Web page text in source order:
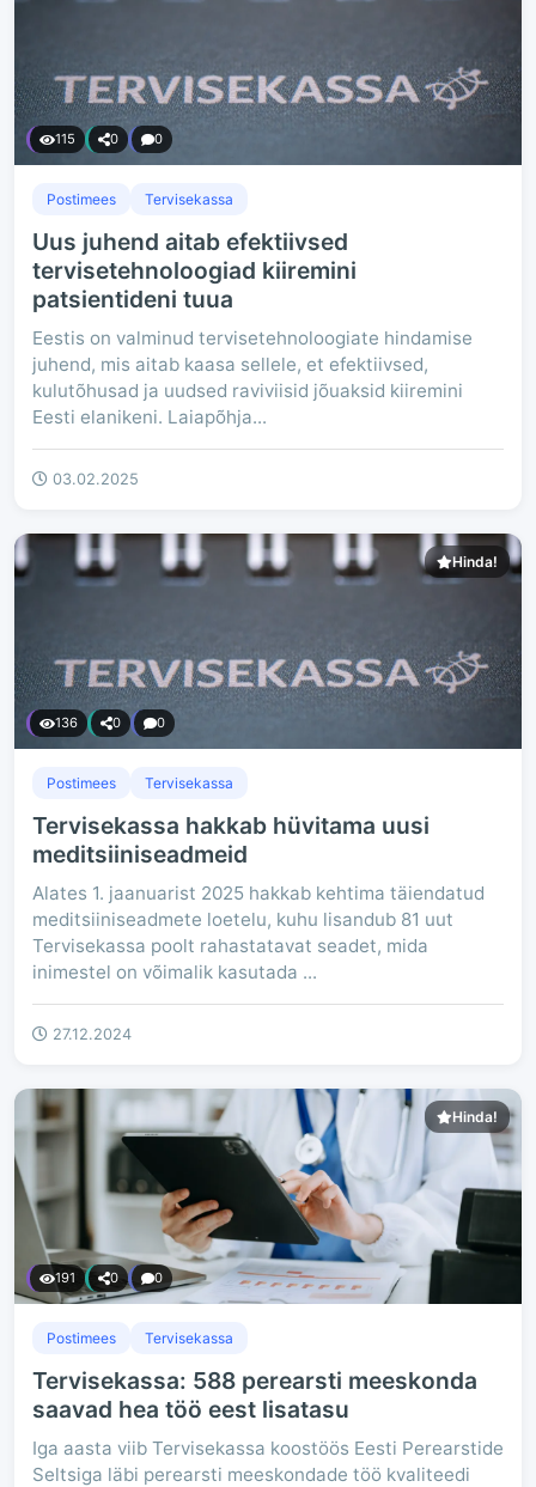
115 0 0
Postimees Tervisekassa
Uus juhend aitab efektiivsed
tervisetehnoloogiad kiiremini
patsientideni tuua
Eestis on valminud tervisetehnoloogiate hindamise
juhend, mis aitab kaasa sellele, et efektiivsed,
kulutõhusad ja uudsed raviviisid jõuaksid kiiremini
Eesti elanikeni. Laiapõhja...
03.02.2025
Hinda!
136 0 0
Postimees Tervisekassa
Tervisekassa hakkab hüvitama uusi
meditsiiniseadmeid
Alates 1. jaanuarist 2025 hakkab kehtima täiendatud
meditsiiniseadmete loetelu, kuhu lisandub 81 uut
Tervisekassa poolt rahastatavat seadet, mida
inimestel on võimalik kasutada ...
27.12.2024
Hinda!
191 0 0
Postimees Tervisekassa
Tervisekassa: 588 perearsti meeskonda
saavad hea töö eest lisatasu
Iga aasta viib Tervisekassa koostöös Eesti Perearstide
Seltsiga läbi perearsti meeskondade töö kvaliteedi